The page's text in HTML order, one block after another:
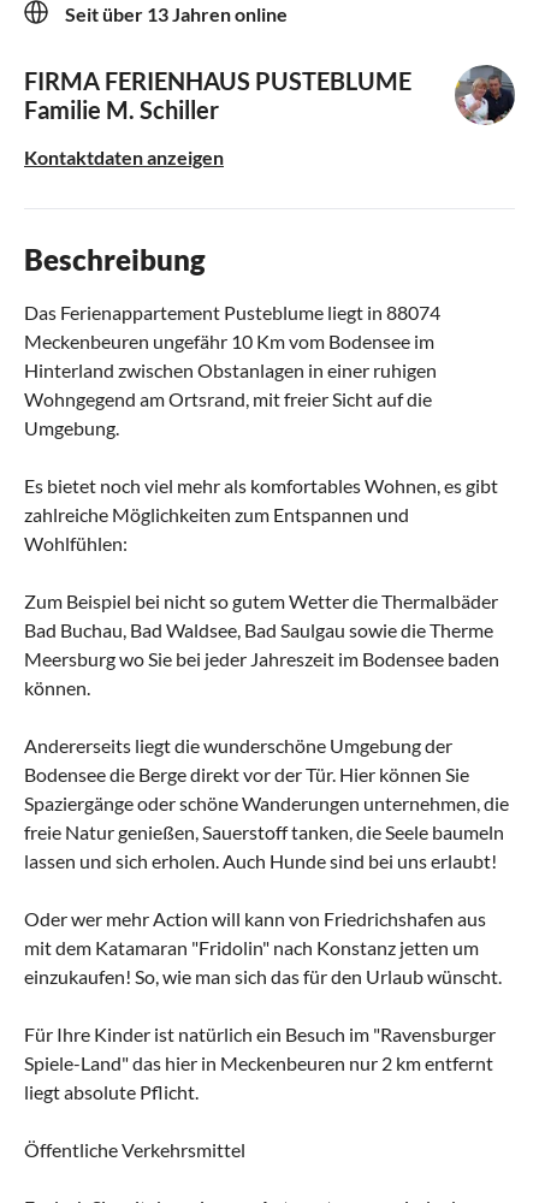
Seit über 13 Jahren online
FIRMA FERIENHAUS PUSTEBLUME
Familie M. Schiller
Kontaktdaten anzeigen
Beschreibung
Das Ferienappartement Pusteblume liegt in 88074
Meckenbeuren ungefähr 10 Km vom Bodensee im
Hinterland zwischen Obstanlagen in einer ruhigen
Wohngegend am Ortsrand, mit freier Sicht auf die
Umgebung.
Es bietet noch viel mehr als komfortables Wohnen, es gibt
zahlreiche Möglichkeiten zum Entspannen und
Wohlfühlen:
Zum Beispiel bei nicht so gutem Wetter die Thermalbäder
Bad Buchau, Bad Waldsee, Bad Saulgau sowie die Therme
Meersburg wo Sie bei jeder Jahreszeit im Bodensee baden
können.
Andererseits liegt die wunderschöne Umgebung der
Bodensee die Berge direkt vor der Tür. Hier können Sie
Spaziergänge oder schöne Wanderungen unternehmen, die
freie Natur genießen, Sauerstoff tanken, die Seele baumeln
lassen und sich erholen. Auch Hunde sind bei uns erlaubt!
Oder wer mehr Action will kann von Friedrichshafen aus
mit dem Katamaran "Fridolin" nach Konstanz jetten um
einzukaufen! So, wie man sich das für den Urlaub wünscht.
Für Ihre Kinder ist natürlich ein Besuch im "Ravensburger
Spiele-Land" das hier in Meckenbeuren nur 2 km entfernt
liegt absolute Pflicht.
Öffentliche Verkehrsmittel